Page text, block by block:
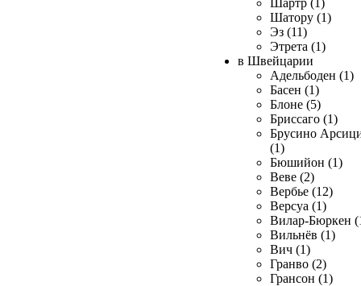
Шартр (1)
Шатору (1)
Эз (11)
Этрета (1)
в Швейцарии
Адельбоден (1)
Басен (1)
Блоне (5)
Бриссаго (1)
Брусино
(1)
Бюшийон (1)
Веве (2)
Вербье (12)
Версуа (1)
Вилар-Бюркен
Вильнёв (1)
Вич (1)
Гранво (2)
Грансон (1)